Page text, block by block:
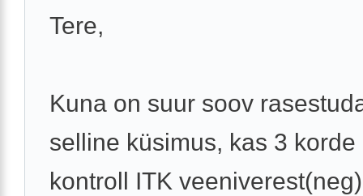
Tere,
Kuna on suur soov
selline küsimus, kas 3 korde
kontroll ITK